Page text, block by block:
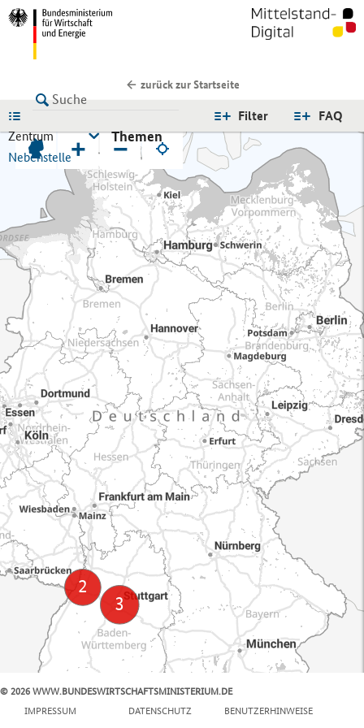
zurück zur Startseite
FAQ
Filter
Zentrum
Nebenstelle
Themen
+ −
© 2026 WWW.BUNDESWIRTSCHAFTSMINISTERIUM.DE
IMPRESSUM
DATENSCHUTZ BENUTZERHINWEISE